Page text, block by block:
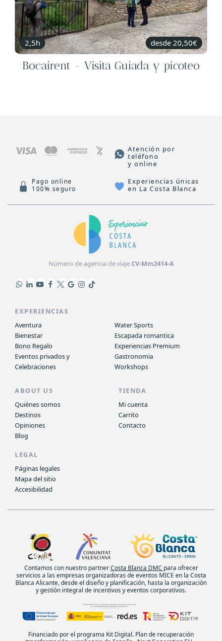
2,5h desde 20,50€
Bocairent - Visita Guiada y picoteo
Atención por
teléfono
y online
Pago online
100% seguro
Experiencias únicas
en La Costa Blanca
Número de agencia de viajeCV-Mm2414-A
EXPERIENCIAS
Aventura
Bienestar
Bono Regalo
Eventos privados y
Celebraciones
Water Sports
Escapada romantica
Experiencias Premium
Gastronomia
Workshops
ABOUT US
Quiénes somos
Destinos
Opiniones
Blog
TIENDA
Mi cuenta
Carrito
Contacto
LEGAL
Páginas legales
Mapa del sitio
Accesibilidad
Contamos con nuestro partnerCosta Blanca DMC para ofrecer
servicios a las empresas organizadoras de eventos MICE en la Costa
Blanca Alicante, desde el diseño y planificación, hasta la organización
y gestión integral de incentivos y eventos corporativos.
Financiado por el programa Kit Digital. Plan de recuperación